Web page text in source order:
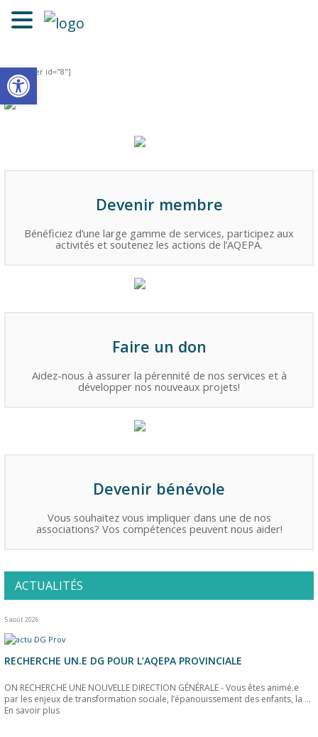
[layerslider id="8"]
Devenir membre
Bénéficiez d’une large gamme de services, participez aux
activités et soutenez les actions de l’AQEPA.
Faire un don
Aidez-nous à assurer la pérennité de nos services et à
développer nos nouveaux projets!
Devenir bénévole
Vous souhaitez vous impliquer dans une de nos
associations? Vos compétences peuvent nous aider!
ACTUALITÉS
5 août 2026
RECHERCHE UN.E DG POUR L’AQEPA PROVINCIALE
ON RECHERCHE UNE NOUVELLE DIRECTION GÉNÉRALE - Vous êtes animé.e
par les enjeux de transformation sociale, l’épanouissement des enfants, la ...
En savoir plus
Ouvrir la barre d’outils